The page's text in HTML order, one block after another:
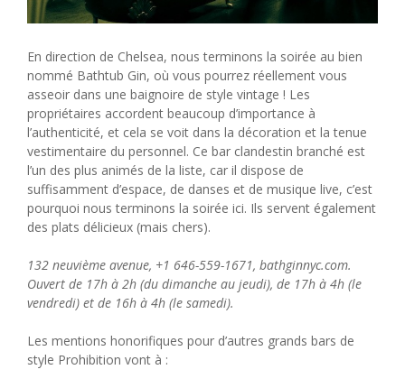
En direction de Chelsea, nous terminons la soirée au bien
nommé Bathtub Gin, où vous pourrez réellement vous
asseoir dans une baignoire de style vintage ! Les
propriétaires accordent beaucoup d’importance à
l’authenticité, et cela se voit dans la décoration et la tenue
vestimentaire du personnel. Ce bar clandestin branché est
l’un des plus animés de la liste, car il dispose de
suffisamment d’espace, de danses et de musique live, c’est
pourquoi nous terminons la soirée ici. Ils servent également
des plats délicieux (mais chers).
132 neuvième avenue, +1 646-559-1671, bathginnyc.com.
Ouvert de 17h à 2h (du dimanche au jeudi), de 17h à 4h (le
vendredi) et de 16h à 4h (le samedi).
Les mentions honorifiques pour d’autres grands bars de
style Prohibition vont à :